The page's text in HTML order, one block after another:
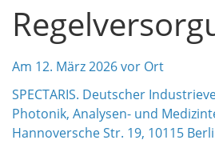
Am 12. März 2026 vor Ort
SPECTARIS. Deutscher
Photonik, Analysen- und
Hannoversche Str. 19, 10115